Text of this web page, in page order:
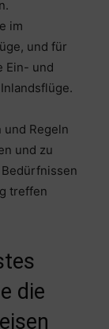
im
und für
Ein- und
Regeln
und zu
treffen
die